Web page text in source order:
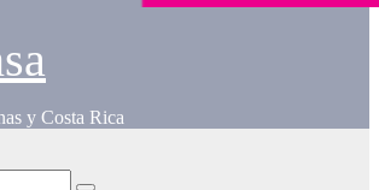
y Costa Rica